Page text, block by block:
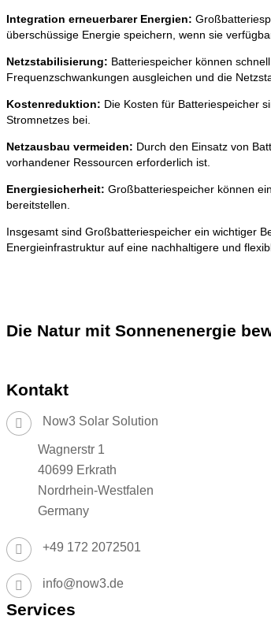
Integration erneuerbarer Energien:
überschüssige Energie speichern, wenn sie
Netzstabilisierung: Batteriespeicher können
Frequenzschwankungen ausgleichen und die
Kostenreduktion: Die Kosten für Batteriespeicher
Stromnetzes bei.
Netzausbau vermeiden: Durch den Einsatz von
vorhandener Ressourcen erforderlich ist.
Energiesicherheit: Großbatteriespeicher können
bereitstellen.
Insgesamt sind Großbatteriespeicher ein wichtiger
Energieinfrastruktur auf eine nachhaltigere und
Die Natur mit Sonnenenergie
Kontakt
Now3 Solar Solution
Wagnerstr 1
40699 Erkrath
Nordrhein-Westfalen
Germany
+49 172 2072501
info@now3.de
Services